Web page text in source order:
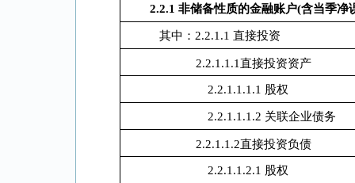
2.2.1 非储备性质的金融账户(含当季净
其中：2.2.1.1 直接投资
2.2.1.1.1直接投资资产
2.2.1.1.1.1 股权
2.2.1.1.1.2 关联企业债务
2.2.1.1.2直接投资负债
2.2.1.1.2.1 股权